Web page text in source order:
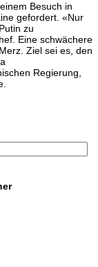
Besuch in
gefordert. «Nur
zu
Eine schwächere
Ziel sei es, den
Regierung,